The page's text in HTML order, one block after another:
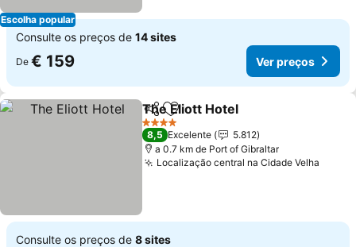
Escolha popular
Consulte os preços de 14 sites
De € 159 Ver preços
PartilharAdicionar aos favoritos
The Eliott Hotel
4 Estrelas
8,5 Excelente
5.812
a 0.7 km de Port of Gibraltar
Localização central na Cidade Velha
Consulte os preços de 8 sites